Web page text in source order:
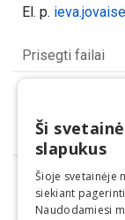
El. p.
Prisegti failai
Dalintis
Ši
slapukus
Šioje svetainėje
siekiant
Naudodamiesi